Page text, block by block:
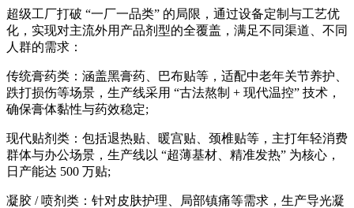
超级工厂打破 “一厂一品类” 的局限，通过设备定制与工艺优
化，实现对主流外用产品剂型的全覆盖，满足不同渠道、不同
人群的需求：
传统膏药类：涵盖黑膏药、巴布贴等，适配中老年关节养护、
跌打损伤等场景，生产线采用 “古法熬制 + 现代温控” 技术，
确保膏体黏性与药效稳定;
现代贴剂类：包括退热贴、暖宫贴、颈椎贴等，主打年轻消费
群体与办公场景，生产线以 “超薄基材、精准发热” 为核心，
日产能达 500 万贴;
凝胶 / 喷剂类：针对皮肤护理、局部镇痛等需求，生产导光凝